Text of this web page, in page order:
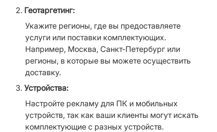
Геотаргетинг:
Укажите регионы, где вы предоставляете
услуги или поставки комплектующих.
Например, Москва, Санкт-Петербург или
регионы, в которые вы можете осуществить
доставку.
Устройства:
Настройте рекламу для ПК и мобильных
устройств, так как ваши клиенты могут искать
комплектующие с разных устройств.